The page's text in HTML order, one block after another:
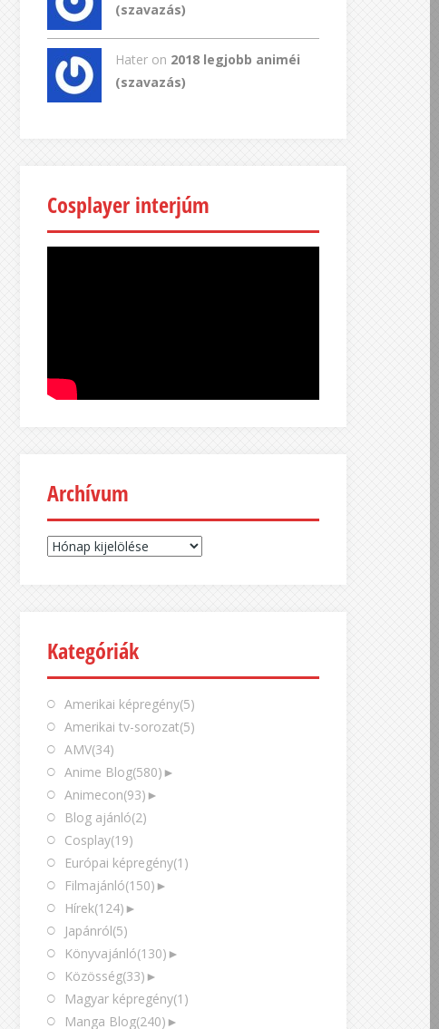
(szavazás)
Hater on 2018 legjobb animéi
(szavazás)
Cosplayer interjúm
Archívum
Archívum
Kategóriák
Amerikai képregény(5)
Amerikai tv-sorozat(5)
AMV(34)
Anime Blog(580) ►
Animecon(93) ►
Blog ajánló(2)
Cosplay(19)
Európai képregény(1)
Filmajánló(150) ►
Hírek(124) ►
Japánról(5)
Könyvajánló(130) ►
Közösség(33) ►
Magyar képregény(1)
Manga Blog(240) ►